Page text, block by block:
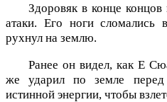
Здоровяк в конце концов
атаки. Его ноги сломались
рухнул на землю.
Ранее он видел, как Е
же ударил по земле перед
истинной энергии, чтобы